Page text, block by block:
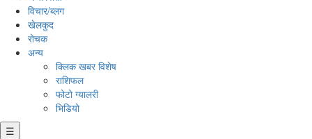
विचार/ब्लग
खेलकुद
रोचक
अन्य
क्लिक खबर विशेष
राशिफल
फोटो ग्यालरी
भिडियो
☰